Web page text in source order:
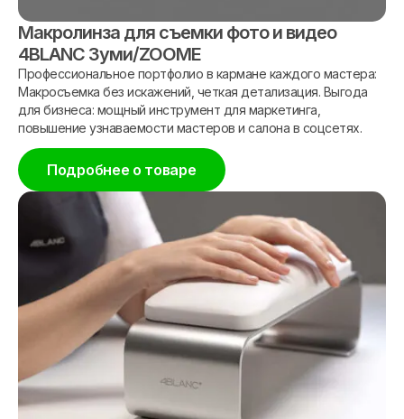
Макролинза для съемки фото и видео
4BLANC Зуми/ZOOME
Профессиональное портфолио в кармане каждого мастера:
Макросъемка без искажений, четкая детализация. Выгода
для бизнеса: мощный инструмент для маркетинга,
повышение узнаваемости мастеров и салона в соцсетях.
Подробнее о товаре